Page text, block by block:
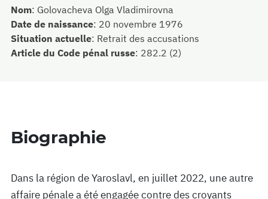
Nom: Golovacheva Olga Vladimirovna
Date de naissance: 20 novembre 1976
Situation actuelle: Retrait des accusations
Article du Code pénal russe: 282.2 (2)
Biographie
Dans la région de Yaroslavl, en juillet 2022, une autre
affaire pénale a été engagée contre des croyants